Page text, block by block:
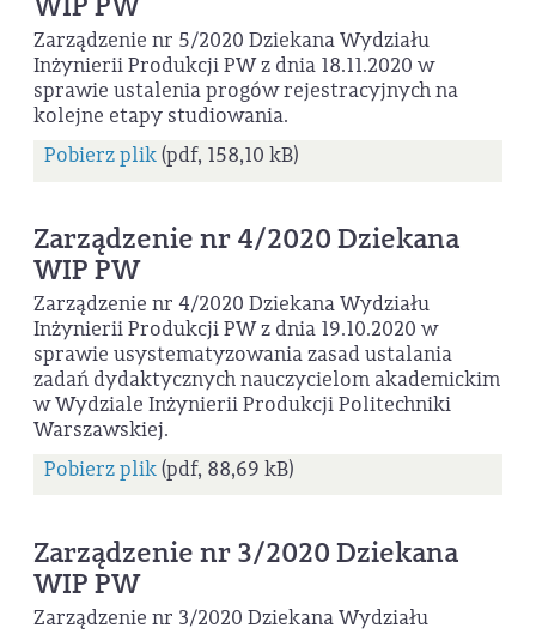
Zarządzenie nr 5/2020 Dziekana Wydziału
Inżynierii Produkcji PW z dnia 18.11.2020 w
sprawie ustalenia progów rejestracyjnych na
kolejne etapy studiowania.
Pobierz plik(pdf, 158,10 kB)
Zarządzenie nr 4/2020 Dziekana
WIP PW
Zarządzenie nr 4/2020 Dziekana Wydziału
Inżynierii Produkcji PW z dnia 19.10.2020 w
sprawie usystematyzowania zasad ustalania
zadań dydaktycznych nauczycielom akademickim
w Wydziale Inżynierii Produkcji Politechniki
Warszawskiej.
Pobierz plik(pdf, 88,69 kB)
Zarządzenie nr 3/2020 Dziekana
WIP PW
Zarządzenie nr 3/2020 Dziekana Wydziału